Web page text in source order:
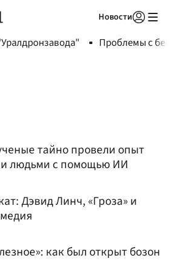
Новости
Проблемы с
тайно провели опыт
людьми с помощью ИИ
Дэвид Линч, «Гроза» и
как был открыт бозон